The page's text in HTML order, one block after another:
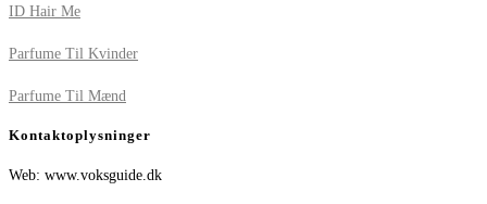
ID Hair Me
Parfume Til Kvinder
Parfume Til Mænd
Kontaktoplysninger
Web: www.voksguide.dk